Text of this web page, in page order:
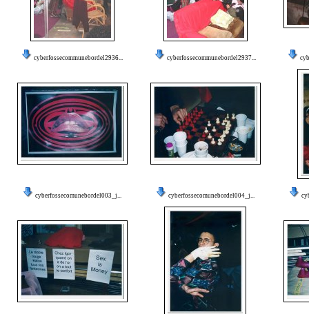
cyberfossecommunebordel2936... cyberfossecommunebordel2937...
cyberfossecomunebordel003_j... cyberfossecomunebordel004_j...